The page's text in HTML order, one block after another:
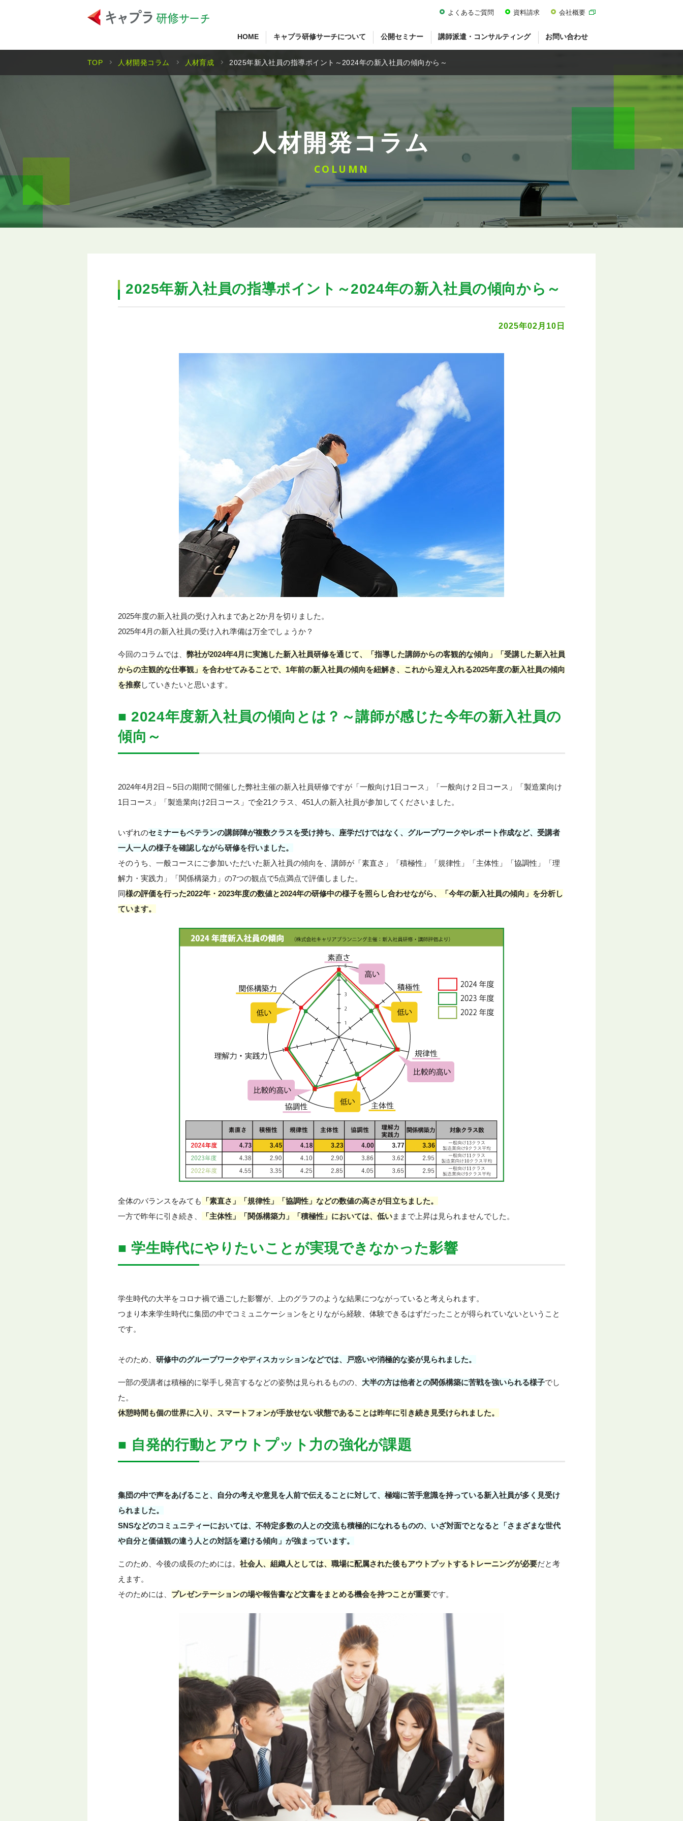
よくあるご質問 資料請求 会社概要
HOME キャプラ研修サーチについて 公開セミナー 講師派遣・コンサルティング お問い合わせ
人材開発コラム
COLUMN
TOP 人材開発コラム 人材育成 2025年新入社員の指導ポイント～2024年の新入社員の傾向から～
2025年新入社員の指導ポイント～2024年の新入社員の傾向から～
2025年02月10日
2025年度の新入社員の受け入れまであと2か月を切りました。
2025年4月の新入社員の受け入れ準備は万全でしょうか？
今回のコラムでは、 弊社が2024年4月に実施した新入社員研修を通じて、「指導した講師からの客観的な傾向」「受講した新入社員
からの主観的な仕事観」を合わせてみることで、1年前の新入社員の傾向を紐解き、これから迎え入れる2025年度の新入社員の傾向
を推察していきたいと思います。
■ 2024年度新入社員の傾向とは？～講師が感じた今年の新入社員の
傾向～
2024年4月2日～5日の期間で開催した弊社主催の新入社員研修ですが「一般向け1日コース」「一般向け２日コース」「製造業向け
1日コース」「製造業向け2日コース」で全21クラス、451人の新入社員が参加してくださいました。
いずれのセミナーもベテランの講師陣が複数クラスを受け持ち、座学だけではなく、グループワークやレポート作成など、受講者
一人一人の様子を確認しながら研修を行いました。
そのうち、一般コースにご参加いただいた新入社員の傾向を、講師が「素直さ」「積極性」「規律性」「主体性」「協調性」「理
解力・実践力」「関係構築力」の7つの観点で5点満点で評価しました。
同様の評価を行った2022年・2023年度の数値と2024年の研修中の様子を照らし合わせながら、「今年の新入社員の傾向」を分析し
ています。
全体のバランスをみても
「素直さ」「規律性」「協調性」などの数値の高さが目立ちました。
一方で昨年に引き続き、
「主体性」「関係構築力」「積極性」においては、低いままで上昇は見られませんでした。
■ 学生時代にやりたいことが実現できなかった影響
学生時代の大半をコロナ禍で過ごした影響が、上のグラフのような結果につながっていると考えられます。
つまり本来学生時代に集団の中でコミュニケーションをとりながら経験、体験できるはずだったことが得られていないということ
です。
そのため、 研修中のグループワークやディスカッションなどでは、戸惑いや消極的な姿が見られました。
一部の受講者は積極的に挙手し発言するなどの姿勢は見られるものの、 大半の方は他者との関係構築に苦戦を強いられる様子でし
た。
休憩時間も個の世界に入り、スマートフォンが手放せない状態であることは昨年に引き続き見受けられました。
■ 自発的行動とアウトプット力の強化が課題
集団の中で声をあげること、自分の考えや意見を人前で伝えることに対して、極端に苦手意識を持っている新入社員が多く見受け
られました。
SNSなどのコミュニティーにおいては、不特定多数の人との交流も積極的になれるものの、いざ対面でとなると「さまざまな世代
や自分と価値観の違う人との対話を避ける傾向」が強まっています。
このため、今後の成長のためには。 社会人、組織人としては、職場に配属された後もアウトプットするトレーニングが必要だと考
えます。
そのためには、 プレゼンテーションの場や報告書など文書をまとめる機会を持つことが重要です。